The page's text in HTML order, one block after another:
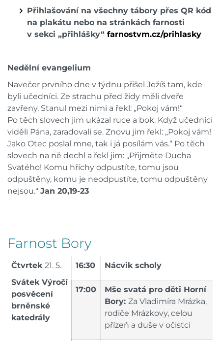
Přihlašování na všechny tábory přes QR kód
na plakátu nebo na stránkách farnosti
v sekci „přihlášky“ farnostvm.cz/prihlasky
Nedělní evangelium
Navečer prvního dne v týdnu přišel Ježíš tam, kde
byli učedníci. Ze strachu před židy měli dveře
zavřeny. Stanul mezi nimi a řekl: „Pokoj vám!“
Po těch slovech jim ukázal ruce a bok. Když učedníci
viděli Pána, zaradovali se. Znovu jim řekl: „Pokoj vám!
Jako Otec poslal mne, tak i já posílám vás.“ Po těch
slovech na ně dechl a řekl jim: „Přijměte Ducha
Svatého! Komu hříchy odpustíte, tomu jsou
odpuštěny, komu je neodpustíte, tomu odpuštěny
nejsou.“ Jan 20,19-23
Farnost Bory
Čtvrtek 21. 5.
Svátek Výročí
posvěcení
brněnské
katedrály
16:30 Nácvik scholy
17:00
Mše svatá pro děti Horní
Bory: Za Vladimíra Mrázka,
rodiče Mrázkovy, celou
přízeň a duše v očistci